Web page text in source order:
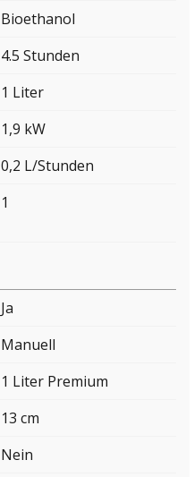
Bioethanol
4.5 Stunden
1 Liter
1,9 kW
0,2 L/Stunden
1
Ja
Manuell
1 Liter Premium
13 cm
Nein